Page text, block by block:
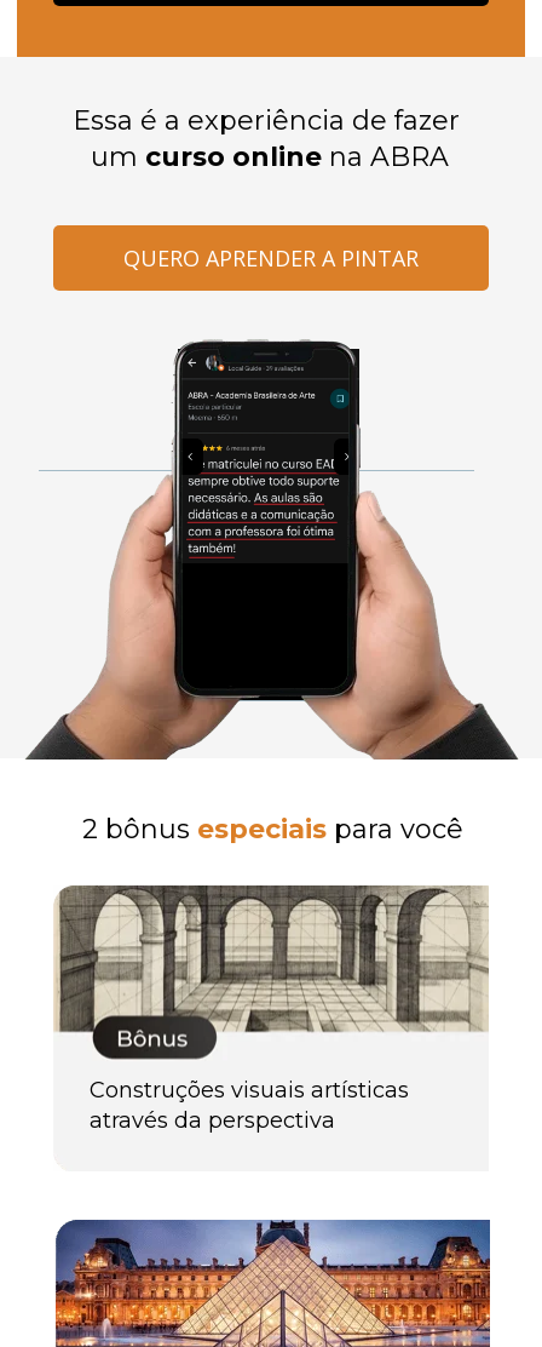
Essa é a experiência de fazer
um curso online na ABRA
QUERO APRENDER A PINTAR
2 bônus especiais para você
Construções visuais artísticas
através da perspectiva